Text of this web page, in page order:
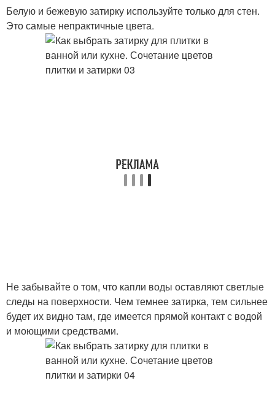
Белую и бежевую затирку используйте только для стен.
Это самые непрактичные цвета.
Не забывайте о том, что капли воды оставляют светлые
следы на поверхности. Чем темнее затирка, тем сильнее
будет их видно там, где имеется прямой контакт с водой
и моющими средствами.